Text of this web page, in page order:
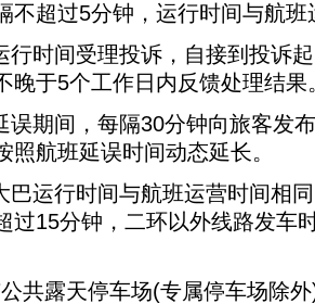
不超过5分钟，运行时间与航
时间受理投诉，自接到投诉起
晚于5个工作日内反馈处理结果
期间，每隔30分钟向旅客发布
照航班延误时间动态延长。
运行时间与航班运营时间相同
过15分钟，二环以外线路发车
露天停车场(专属停车场除外